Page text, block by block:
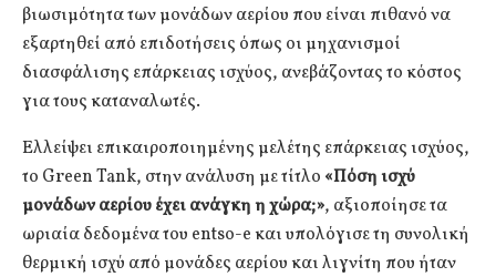
βιωσιμότητα των μονάδων αερίου που είναι πιθανό να
εξαρτηθεί από επιδοτήσεις όπως οι μηχανισμοί
διασφάλισης επάρκειας ισχύος, ανεβάζοντας το κόστος
για τους καταναλωτές.
Ελλείψει επικαιροποιημένης μελέτης επάρκειας ισχύος,
το Green Tank, στην ανάλυση με τίτλο «Πόση ισχύ
μονάδων αερίου έχει ανάγκη η χώρα;», αξιοποίησε τα
ωριαία δεδομένα του entso-e και υπολόγισε τη συνολική
θερμική ισχύ από μονάδες αερίου και λιγνίτη που ήταν